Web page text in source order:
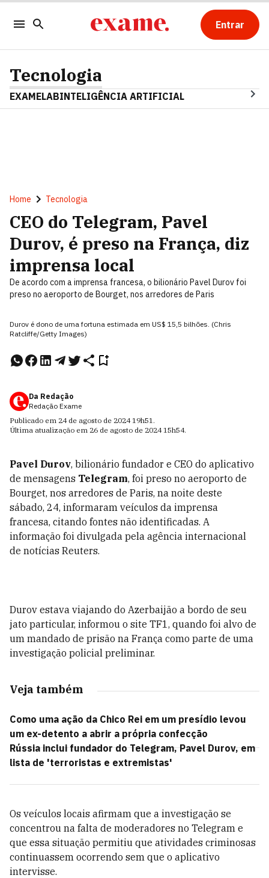
Entrar
Tecnologia
EXAMELABINTELIGÊNCIA ARTIFICIAL
Home Tecnologia
CEO do Telegram, Pavel
Durov, é preso na França, diz
imprensa local
De acordo com a imprensa francesa, o bilionário Pavel Durov foi
preso no aeroporto de Bourget, nos arredores de Paris
Durov é dono de uma fortuna estimada em US$ 15,5 bilhões. (Chris
Ratcliffe/Getty Images)
Da Redação
Redação Exame
Publicado em 24 de agosto de 2024 19h51.
Última atualização em 26 de agosto de 2024 15h54.
Pavel Durov, bilionário fundador e CEO do aplicativo
de mensagens Telegram, foi preso no aeroporto de
Bourget, nos arredores de Paris, na noite deste
sábado, 24, informaram veículos da imprensa
francesa, citando fontes não identificadas. A
informação foi divulgada pela agência internacional
de notícias Reuters.
Durov estava viajando do Azerbaijão a bordo de seu
jato particular, informou o site TF1, quando foi alvo de
um mandado de prisão na França como parte de uma
investigação policial preliminar.
Veja também
Como uma ação da Chico Rei em um presídio levou
um ex-detento a abrir a própria confecção
Rússia inclui fundador do Telegram, Pavel Durov, em
lista de 'terroristas e extremistas'
Os veículos locais afirmam que a investigação se
concentrou na falta de moderadores no Telegram e
que essa situação permitiu que atividades criminosas
continuassem ocorrendo sem que o aplicativo
intervisse.